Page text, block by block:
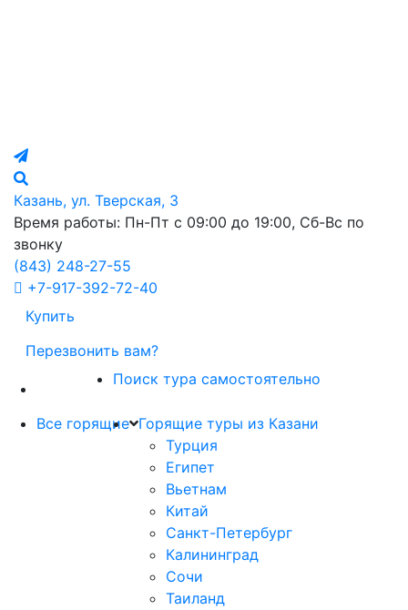
Казань, ул. Тверская, 3
Время работы: Пн-Пт с 09:00 до 19:00, Сб-Вс по
звонку
(843) 248-27-55
+7-917-392-72-40
Купить
Перезвонить вам?
Поиск тура самостоятельно
Все горящие Горящие туры из Казани
Турция
Египет
Вьетнам
Китай
Санкт-Петербург
Калининград
Сочи
Таиланд